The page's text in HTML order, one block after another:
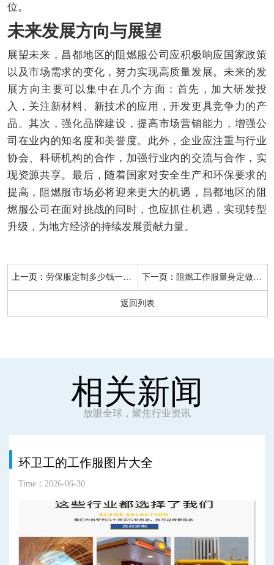
位。
未来发展方向与展望
展望未来，昌都地区的阻燃服公司应积极响应国家政策
以及市场需求的变化，努力实现高质量发展。未来的发
展方向主要可以集中在几个方面：首先，加大研发投
入，关注新材料、新技术的应用，开发更具竞争力的产
品。其次，强化品牌建设，提高市场营销能力，增强公
司在业内的知名度和美誉度。此外，企业应注重与行业
协会、科研机构的合作，加强行业内的交流与合作，实
现资源共享。最后，随着国家对安全生产和环保要求的
提高，阻燃服市场必将迎来更大的机遇，昌都地区的阻
燃服公司在面对挑战的同时，也应抓住机遇，实现转型
升级，为地方经济的持续发展贡献力量。
上一页：劳保服定制多少钱一套劳保服定制哪家好 下一页： 阻燃工作服量身定做视频
返回列表
相关新闻
放眼全球，聚焦行业资讯
环卫工的工作服图片大全
Time：2026-06-30